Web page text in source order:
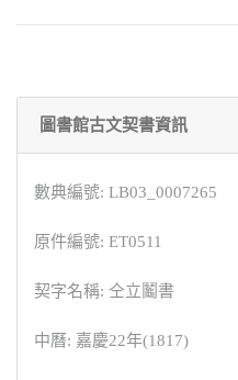
圖書館古文契書資訊
數典編號: LB03_0007265
原件編號: ET0511
契字名稱: 仝立鬮書
中曆: 嘉慶22年(1817)